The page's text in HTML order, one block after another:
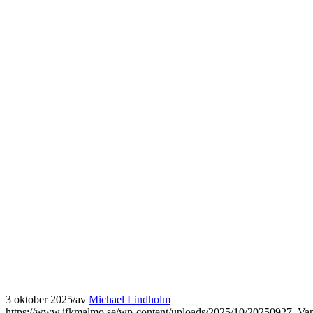
3 oktober 2025/av Michael Lindholm